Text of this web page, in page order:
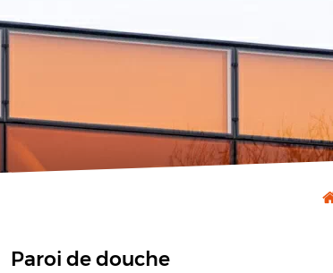
Paroi de douche